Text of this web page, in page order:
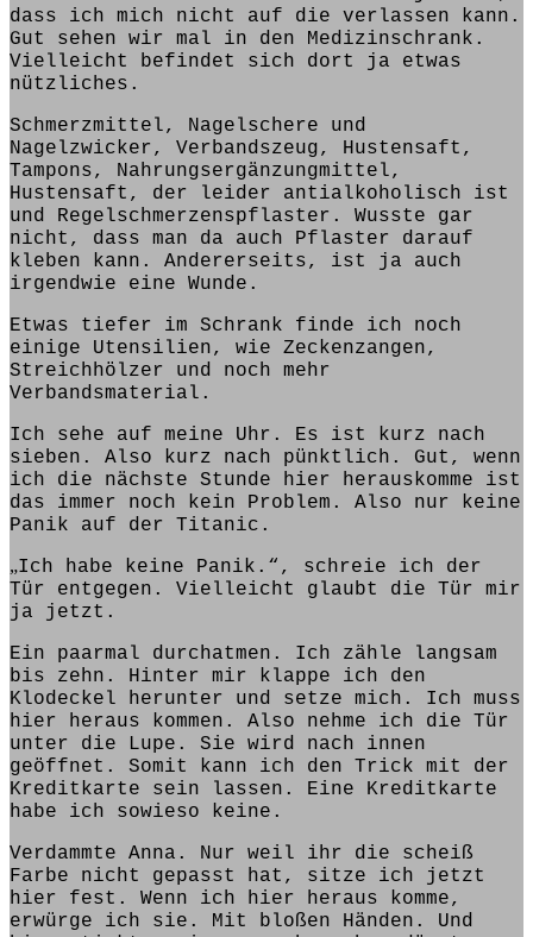
dass ich mich nicht auf die verlassen kann.
Gut sehen wir mal in den Medizinschrank.
Vielleicht befindet sich dort ja etwas
nützliches.
Schmerzmittel, Nagelschere und
Nagelzwicker, Verbandszeug, Hustensaft,
Tampons, Nahrungsergänzungmittel,
Hustensaft, der leider antialkoholisch ist
und Regelschmerzenspflaster. Wusste gar
nicht, dass man da auch Pflaster darauf
kleben kann. Andererseits, ist ja auch
irgendwie eine Wunde.
Etwas tiefer im Schrank finde ich noch
einige Utensilien, wie Zeckenzangen,
Streichhölzer und noch mehr
Verbandsmaterial.
Ich sehe auf meine Uhr. Es ist
kurz nach
sieben. Also kurz nach pünktlich. Gut, wenn
ich die nächste Stunde hier herauskomme ist
das immer noch kein Problem. Also nur keine
Panik auf der Titanic.
„Ich habe keine Panik.“, schreie ich der
Tür entgegen. Vielleicht glaubt die Tür mir
ja jetzt.
Ein paarmal durchatmen. Ich zähle langsam
bis zehn. Hinter mir klappe ich den
Klodeckel herunter und setze mich. Ich muss
hier heraus kommen. Also nehme ich die Tür
unter die Lupe. Sie wird nach innen
geöffnet. Somit kann ich den Trick mit der
Kreditkarte sein lassen. Eine Kreditkarte
habe ich sowieso keine.
Verdammte Anna. Nur weil ihr die scheiß
Farbe nicht gepasst hat, sitze ich jetzt
hier fest. Wenn ich hier heraus komme,
erwürge ich sie. Mit bloßen Händen. Und